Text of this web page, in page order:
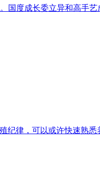
国度成长委立异和高手
纪律，可以或许快速熟